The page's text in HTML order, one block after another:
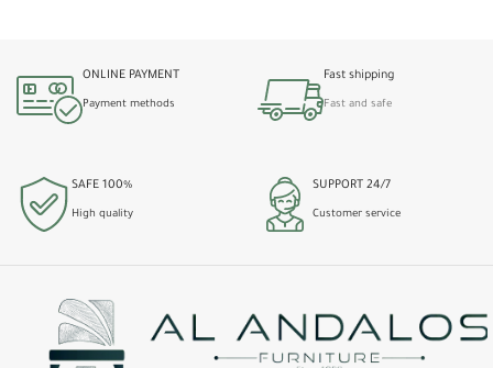
Fast shipping
Fast and safe
ONLINE PAYMENT
Payment methods
24/7 SUPPORT
Customer service
100% SAFE
High quality